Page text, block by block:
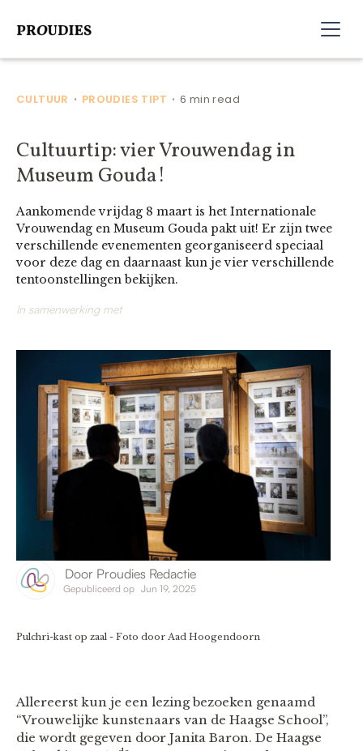
CULTUUR • PROUDIES TIPT •6 min read
Cultuurtip: vier Vrouwendag in
Museum Gouda!
Aankomende vrijdag 8 maart is het Internationale
Vrouwendag en Museum Gouda pakt uit! Er zijn twee
verschillende evenementen georganiseerd speciaal
voor deze dag en daarnaast kun je vier verschillende
tentoonstellingen bekijken.
In samenwerking met
Door Proudies Redactie
Gepubliceerd op Jun 19, 2025
Pulchri-kast op zaal - Foto door Aad Hoogendoorn
Allereerst kun je een lezing bezoeken genaamd
“Vrouwelijke kunstenaars van de Haagse School”,
die wordt gegeven door Janita Baron. De Haagse